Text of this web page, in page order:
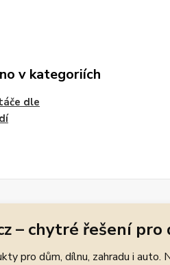
v kategoriích
dle
– chytré řešení
pro dům, dílnu, zahradu i